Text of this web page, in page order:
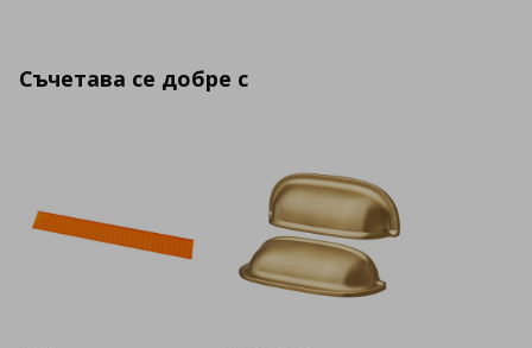
Съчетава се добре с